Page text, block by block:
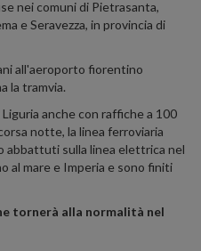
nei comuni di Pietrasanta,
e Seravezza, in provincia di
all'aeroporto fiorentino
la tramvia.
anche con raffiche a 100
notte, la linea ferroviaria
abbattuti sulla linea elettrica nel
al mare e Imperia e sono finiti
tornerà alla normalità nel